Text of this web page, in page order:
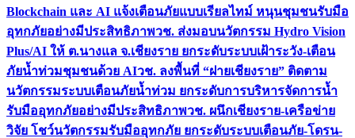
Blockchain และ AI แจ้งเตือนภัยแบบเรียลไทม์ หนุนชุมชนรับมือ
อุทกภัยอย่างมีประสิทธิภาพวช. ส่งมอบนวัตกรรม Hydro Vision
Plus/AI ให้ ต.นางแล จ.เชียงราย ยกระดับระบบเฝ้าระวัง-เตือน
ภัยน้ำท่วมชุมชนด้วย AIวช. ลงพื้นที่ “ฝายเชียงราย” ติดตาม
นวัตกรรมระบบเตือนภัยน้ำท่วม ยกระดับการบริหารจัดการน้ำ
รับมืออุทกภัยอย่างมีประสิทธิภาพวช. ผนึกเชียงราย-เครือข่าย
วิจัย โชว์นวัตกรรมรับมืออุทกภัย ยกระดับระบบเตือนภัย-โดรน-